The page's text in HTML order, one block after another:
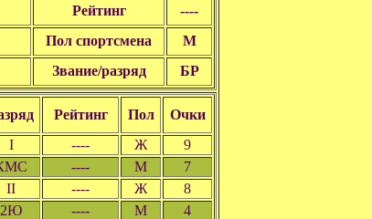
Рейтинг
----
Пол спортсмена
М
Звание/разряд БР
Рейтинг Пол
Очки
I ---- Ж
9
---- М
7
II ---- Ж
8
2Ю ---- М
4